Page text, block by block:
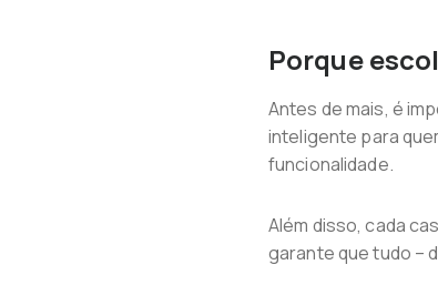
Porque
Antes de mais, é
inteligente para
funcionalidade.
Além disso, cada
garante que tudo –